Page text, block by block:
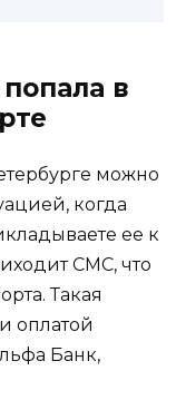
в
можно
когда
ее к
СМС, что
Такая
оплатой
Банк,